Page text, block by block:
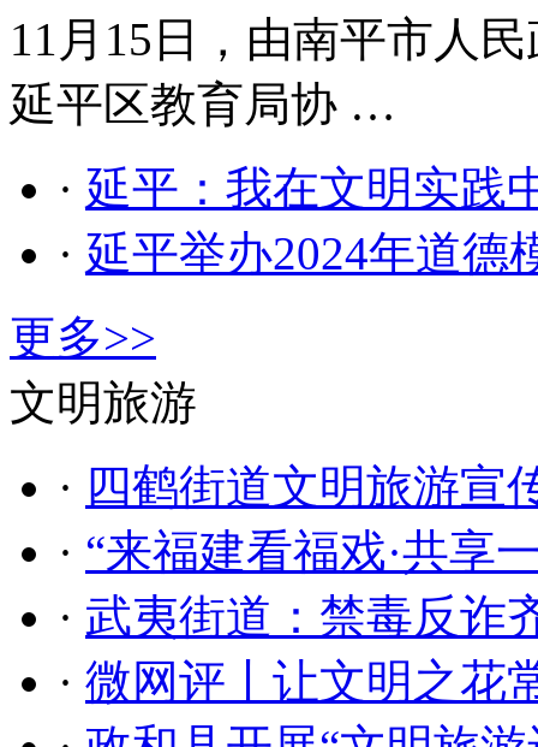
11月15日，由南平市人
延平区教育局协 …
· 延平：我在文明实践
· 延平举办2024年道德
更多>>
文明旅游
· 四鹤街道文明旅游宣
· “来福建看福戏·共享
· 武夷街道：禁毒反诈
· 微网评丨让文明之花